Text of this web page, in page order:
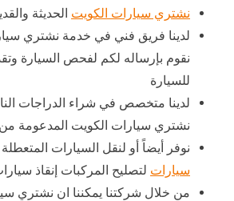
نشتري سيارات الكويت الحديثة
لدينا فريق فني في خدمة نشتري
نقوم بإرساله لكم لفحص السيارة
للسيارة
لدينا متخصص في شراء الدراجات
نشتري سيارات الكويت المدعومة من
نوفر أيضاً أو لنقل السيارات
سيارات لتصليح المركبات إنقاذ
من خلال شركتنا يمكننا ان نشتري